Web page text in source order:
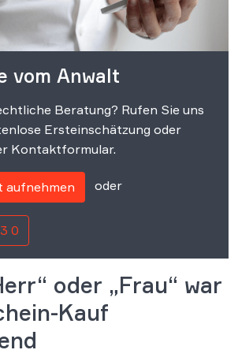
vom Anwalt
Beratung? Rufen Sie uns
Ersteinschätzung oder
Kontaktformular.
oder
0
oder „Frau“ war
Kauf